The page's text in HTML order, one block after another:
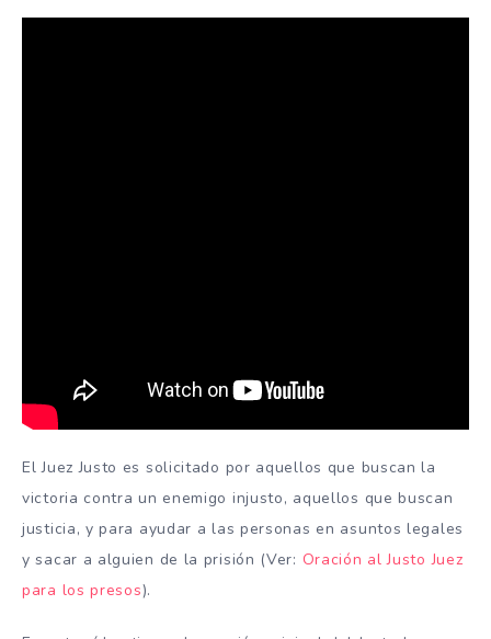
El Juez Justo es solicitado por aquellos que buscan la
victoria contra un enemigo injusto, aquellos que buscan
justicia, y para ayudar a las personas en asuntos legales
y sacar a alguien de la prisión (Ver: Oración al Justo Juez
para los presos).